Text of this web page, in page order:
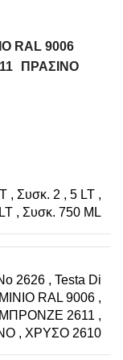
RAL 9006
ΠΡΑΣΙΝΟ
, Συσκ. 2 , 5 LT ,
, Συσκ. 750 ML
2626 , Testa Di
RAL 9006 ,
ΜΠΡΟΝΖΕ 2611 ,
, ΧΡΥΣΟ 2610